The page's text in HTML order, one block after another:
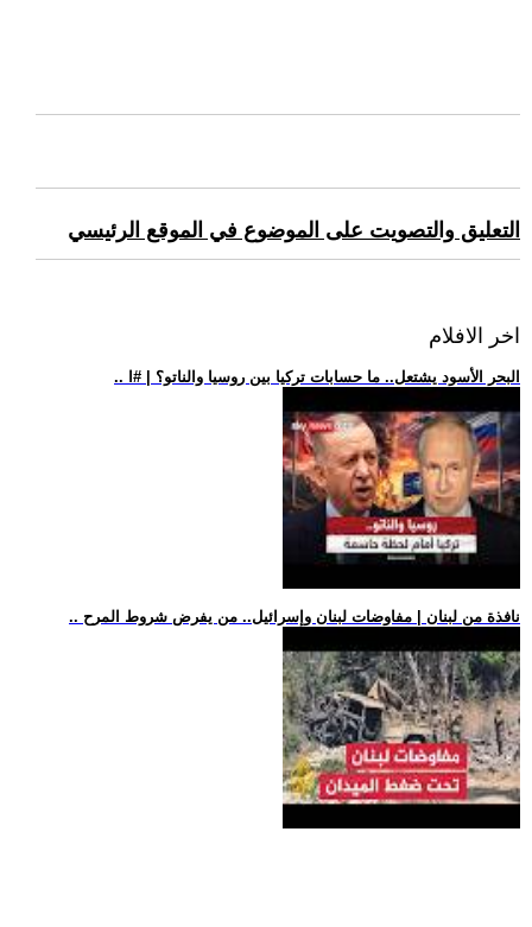
التعليق والتصويت على الموضوع في الموقع الرئيسي
اخر الافلام
.. البحر الأسود يشتعل.. ما حسابات تركيا بين روسيا والناتو؟ | #ا
.. نافذة من لبنان | مفاوضات لبنان وإسرائيل.. من يفرض شروط المرح